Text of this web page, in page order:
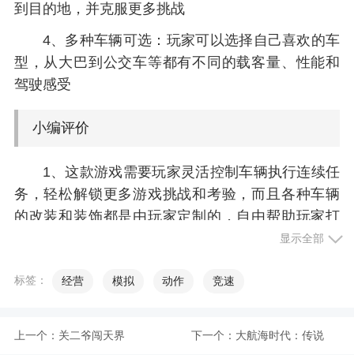
到目的地，并克服更多挑战
4、多种车辆可选：玩家可以选择自己喜欢的车
型，从大巴到公交车等都有不同的载客量、性能和
驾驶感受
小编评价
1、这款游戏需要玩家灵活控制车辆执行连续任
务，轻松解锁更多游戏挑战和考验，而且各种车辆
的改装和装饰都是由玩家定制的，自由帮助玩家打
造个性化的巴士，自由完成各种任务来获得奖励
游，在游戏中玩家将化身巴士司机，带领乘客们抵
中穿梭，将每一位乘客运送到目的地，游戏真实模
显示全部
标签： 经营 模拟 动作 竞速
上一个： 关二爷闯天界 下一个： 大航海时代：传说